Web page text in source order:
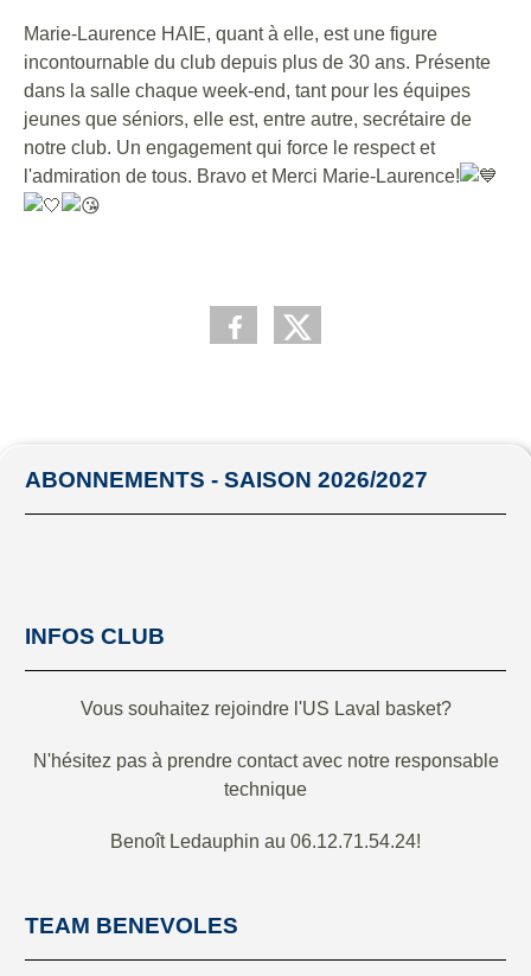
Marie-Laurence HAIE, quant à elle, est une figure
incontournable du club depuis plus de 30 ans. Présente
dans la salle chaque week-end, tant pour les équipes
jeunes que séniors, elle est, entre autre, secrétaire de
notre club. Un engagement qui force le respect et
l'admiration de tous. Bravo et Merci Marie-Laurence!
ABONNEMENTS - SAISON 2026/2027
INFOS CLUB
Vous souhaitez rejoindre l'US Laval basket?
N'hésitez pas à prendre contact avec notre responsable
technique
Benoît Ledauphin au 06.12.71.54.24!
TEAM BENEVOLES